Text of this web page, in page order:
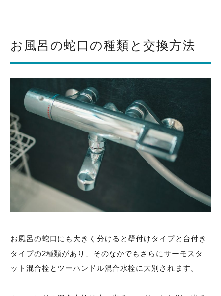
お風呂の蛇口の種類と交換方法
お風呂の蛇口にも大きく分けると壁付けタイプと台付き
タイプの2種類があり、そのなかでもさらにサーモスタ
ット混合栓とツーハンドル混合水栓に大別されます。